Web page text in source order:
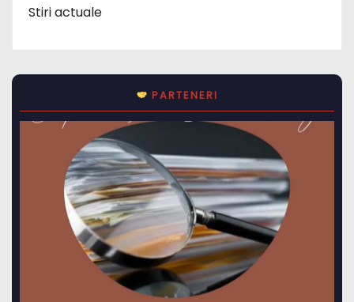
Stiri actuale
PARTENERI